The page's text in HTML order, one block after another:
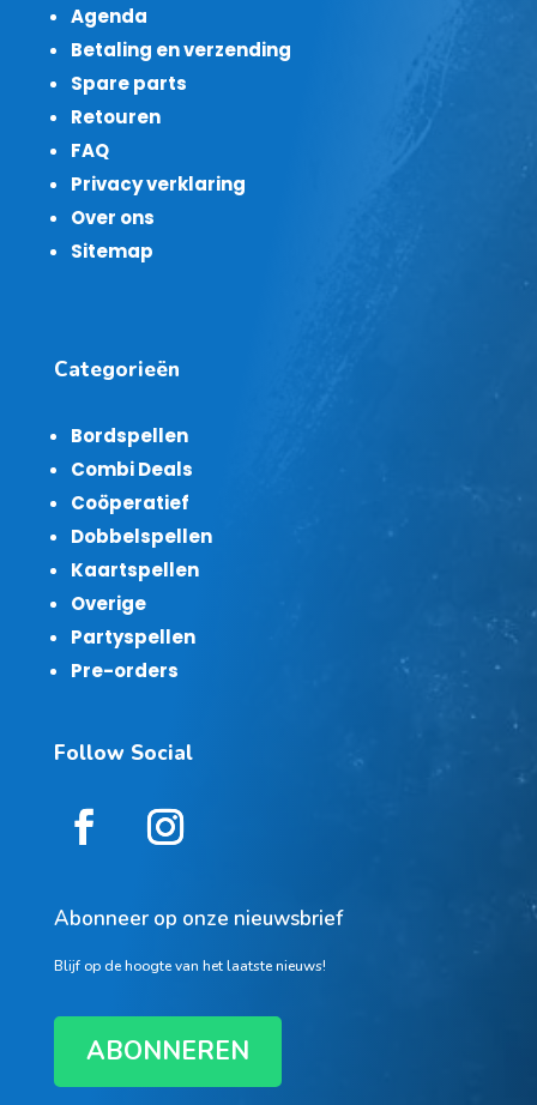
Agenda
Betaling en verzending
Spare parts
Retouren
FAQ
Privacy verklaring
Over ons
Sitemap
Categorieën
Bordspellen
Combi Deals
Coöperatief
Dobbelspellen
Kaartspellen
Overige
Partyspellen
Pre-orders
Follow Social
Abonneer op onze nieuwsbrief
Blijf op de hoogte van het laatste nieuws!
ABONNEREN